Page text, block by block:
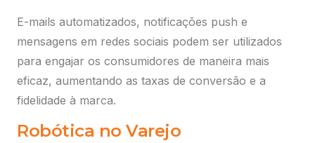
E-mails automatizados, notificações push e
mensagens em redes sociais podem ser utilizados
para engajar os consumidores de maneira mais
eficaz, aumentando as taxas de conversão e a
fidelidade à marca.
Robótica no Varejo